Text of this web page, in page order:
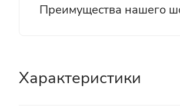
Преимущества нашего
Характеристики